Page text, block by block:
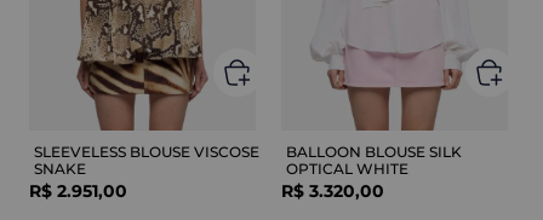
SLEEVELESS BLOUSE VISCOSE
SNAKE
R$ 2.951,00
BALLOON BLOUSE SILK
OPTICAL WHITE
R$ 3.320,00